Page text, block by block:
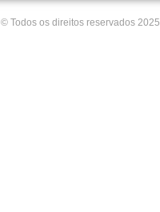
Todos os direitos reservados 2025